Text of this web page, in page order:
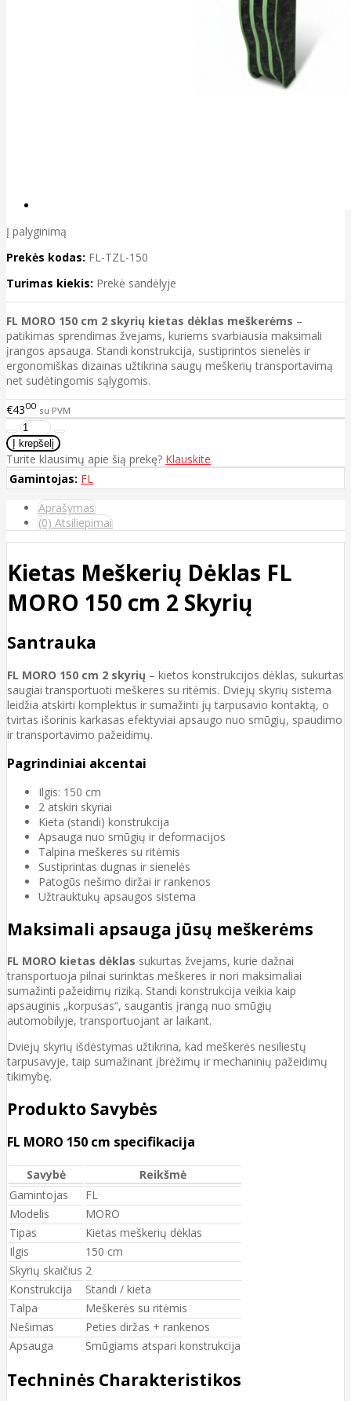
Į palyginimą
Prekės kodas: FL-TZL-150
Turimas kiekis: Prekė sandėlyje
FL MORO 150 cm 2 skyrių kietas dėklas meškerėms –
patikimas sprendimas žvejams, kuriems svarbiausia maksimali
įrangos apsauga. Standi konstrukcija, sustiprintos sienelės ir
ergonomiškas dizainas užtikrina saugų meškerių transportavimą
net sudėtingomis sąlygomis.
€4300 su PVM
Turite klausimų apie šią prekę? Klauskite
Gamintojas: FL
Aprašymas
(0) Atsiliepimai
Kietas Meškerių Dėklas FL
MORO 150 cm 2 Skyrių
Santrauka
FL MORO 150 cm 2 skyrių – kietos konstrukcijos dėklas, sukurtas
saugiai transportuoti meškeres su ritėmis. Dviejų skyrių sistema
leidžia atskirti komplektus ir sumažinti jų tarpusavio kontaktą, o
tvirtas išorinis karkasas efektyviai apsaugo nuo smūgių, spaudimo
ir transportavimo pažeidimų.
Pagrindiniai akcentai
Ilgis: 150 cm
2 atskiri skyriai
Kieta (standi) konstrukcija
Apsauga nuo smūgių ir deformacijos
Talpina meškeres su ritėmis
Sustiprintas dugnas ir sienelės
Patogūs nešimo diržai ir rankenos
Užtrauktukų apsaugos sistema
Maksimali apsauga jūsų meškerėms
FL MORO kietas dėklas sukurtas žvejams, kurie dažnai
transportuoja pilnai surinktas meškeres ir nori maksimaliai
sumažinti pažeidimų riziką. Standi konstrukcija veikia kaip
apsauginis „korpusas“, saugantis įrangą nuo smūgių
automobilyje, transportuojant ar laikant.
Dviejų skyrių išdėstymas užtikrina, kad meškerės nesiliestų
tarpusavyje, taip sumažinant įbrėžimų ir mechaninių pažeidimų
tikimybę.
Produkto Savybės
FL MORO 150 cm specifikacija
Savybė
Reikšmė
Gamintojas
FL
Modelis
MORO
Tipas
Kietas meškerių dėklas
Ilgis
150 cm
Skyrių skaičius 2
Konstrukcija
Standi / kieta
Talpa
Meškerės su ritėmis
Nešimas
Peties diržas + rankenos
Apsauga
Smūgiams atspari konstrukcija
Techninės Charakteristikos